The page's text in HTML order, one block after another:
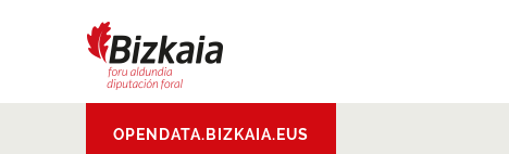
Aldundia.Diputacion
OPENDATA.BIZKAIA.EUS